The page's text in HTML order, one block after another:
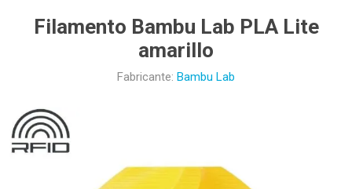
Filamento Bambu Lab PLA Lite
amarillo
Fabricante: Bambu Lab